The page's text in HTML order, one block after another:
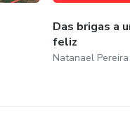
Das brigas a
feliz
Natanael